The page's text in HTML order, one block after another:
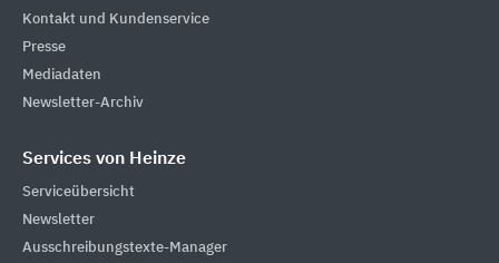
Kontakt und Kundenservice
Presse
Mediadaten
Newsletter-Archiv
Services von Heinze
Serviceübersicht
Newsletter
Ausschreibungstexte-Manager